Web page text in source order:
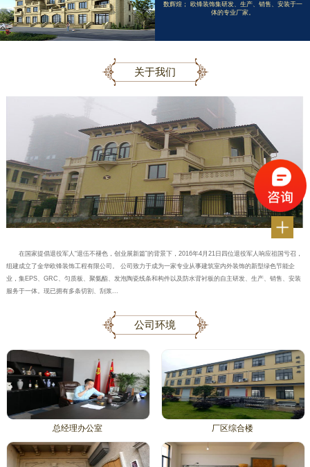
数辉煌； 欧锋装饰集研发、生产、销售、安装于一
体的专业厂家。
关于我们
在国家提倡退役军人“退伍不褪色，创业展新篇”的背景下，2016年4月21日四位退役军人响应祖国亏召，
组建成立了金华欧锋装饰工程有限公司。 公司致力于成为一家专业从事建筑室内外装饰的新型绿色节能企
业，集EPS、GRC、匀质板、聚氨酯、发泡陶瓷线条和构件以及防水背衬板的自主研发、生产、销售、安装
服务于一体。现已拥有多条切割、刮浆...
公司环境
总经理办公室 厂区综合楼